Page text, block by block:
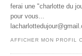
ferai une "charlotte du
pour vous...
AFFICHER MON PROFIL